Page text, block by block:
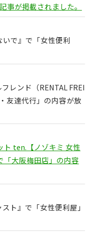
事が掲載されました。
で』で「女性便利
レンド（RENTAL FREI
友達代行」の内容が放
ト ten.【ノゾキミ 女性
「大阪梅田店」の内容
ト』で「女性便利屋」